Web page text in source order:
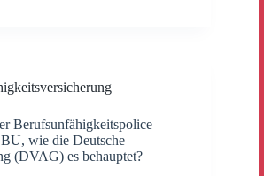
Berufsunfähigkeitspolice –
wie die Deutsche
(DVAG) es behauptet?